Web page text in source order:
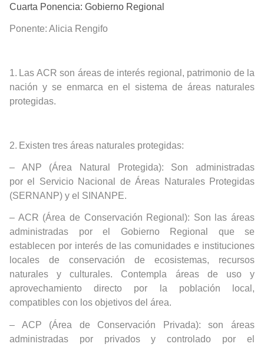
Cuarta Ponencia: Gobierno Regional
Ponente: Alicia Rengifo
1. Las ACR son áreas de interés regional, patrimonio de la
nación y se enmarca en el sistema de áreas naturales
protegidas.
2. Existen tres áreas naturales protegidas:
– ANP (Área Natural Protegida): Son administradas
por el Servicio Nacional de Áreas Naturales Protegidas
(SERNANP) y el SINANPE.
– ACR (Área de Conservación Regional): Son las áreas
administradas por el Gobierno Regional que se
establecen por interés de las comunidades e instituciones
locales de conservación de ecosistemas, recursos
naturales y culturales. Contempla áreas de uso y
aprovechamiento directo por la población local,
compatibles con los objetivos del área.
– ACP (Área de Conservación Privada): son áreas
administradas por privados y controlado por el